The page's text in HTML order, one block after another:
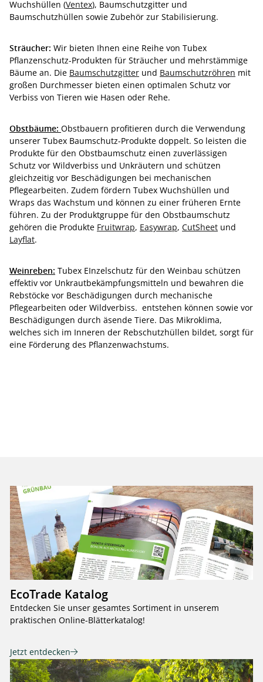
Wuchshüllen (Ventex), Baumschutzgitter und
Baumschutzhüllen sowie Zubehör zur Stabilisierung.
Sträucher: Wir bieten Ihnen eine Reihe von Tubex
Pflanzenschutz-Produkten für Sträucher und mehrstämmige
Bäume an. Die Baumschutzgitter und Baumschutzröhren mit
großen Durchmesser bieten einen optimalen Schutz vor
Verbiss von Tieren wie Hasen oder Rehe.
Obstbäume: Obstbauern profitieren durch die Verwendung
unserer Tubex Baumschutz-Produkte doppelt. So leisten die
Produkte für den Obstbaumschutz einen zuverlässigen
Schutz vor Wildverbiss und Unkräutern und schützen
gleichzeitig vor Beschädigungen bei mechanischen
Pflegearbeiten. Zudem fördern Tubex Wuchshüllen und
Wraps das Wachstum und können zu einer früheren Ernte
führen. Zu der Produktgruppe für den Obstbaumschutz
gehören die Produkte Fruitwrap, Easywrap, CutSheet und
Layflat.
Weinreben: Tubex EInzelschutz für den Weinbau schützen
effektiv vor Unkrautbekämpfungsmitteln und bewahren die
Rebstöcke vor Beschädigungen durch mechanische
Pflegearbeiten oder Wildverbiss. entstehen können sowie vor
Beschädigungen durch äsende Tiere. Das Mikroklima,
welches sich im Inneren der Rebschutzhüllen bildet, sorgt für
eine Förderung des Pflanzenwachstums.
EcoTrade Katalog
Entdecken Sie unser gesamtes Sortiment in unserem
praktischen Online-Blätterkatalog!
Jetzt entdecken